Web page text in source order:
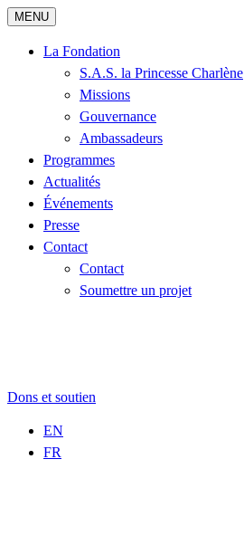
MENU
La Fondation
S.A.S. la Princesse Charlène
Missions
Gouvernance
Ambassadeurs
Programmes
Actualités
Événements
Presse
Contact
Contact
Soumettre un projet
Dons et soutien
EN
FR